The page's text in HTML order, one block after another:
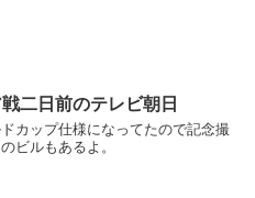
二日前のテレビ朝日
カップ仕様になってたので記念撮
ビルもあるよ。